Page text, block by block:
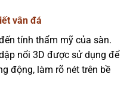
vân đá
tính thẩm mỹ của sàn.
nổi 3D được sử dụng để
động, làm rõ nét trên bề